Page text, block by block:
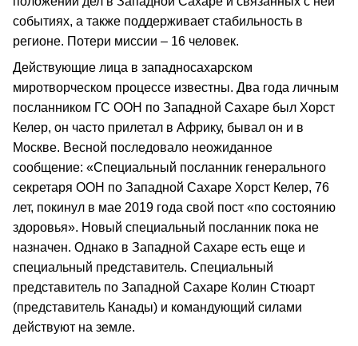
событиях, а также поддерживает стабильность в
регионе. Потери миссии – 16 человек.
Действующие лица в западносахарском
миротворческом процессе известны. Два года личным
посланником ГС ООН по Западной Сахаре был Хорст
Келер, он часто прилетал в Африку, бывал он и в
Москве. Весной последовало неожиданное
сообщение: «Специальный посланник генерального
секретаря ООН по Западной Сахаре Хорст Келер, 76
лет, покинул в мае 2019 года свой пост «по состоянию
здоровья». Новый специальный посланник пока не
назначен. Однако в Западной Сахаре есть еще и
специальный представитель. Специальный
представитель по Западной Сахаре Колин Стюарт
(представитель Канады) и командующий силами
действуют на земле.